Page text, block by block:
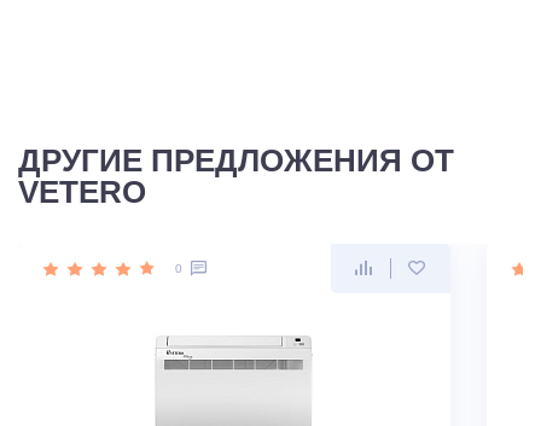
ДРУГИЕ ПРЕДЛОЖЕНИЯ ОТ
VETERO
0